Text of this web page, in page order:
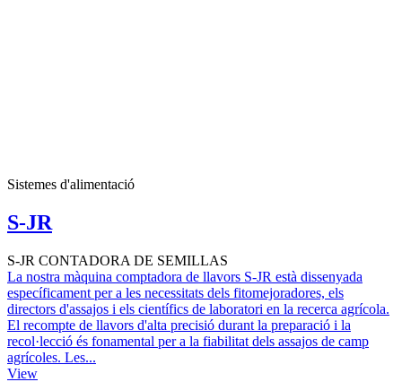
Sistemes d'alimentació
S-JR
S-JR CONTADORA DE SEMILLAS
La nostra màquina comptadora de llavors S-JR està dissenyada
específicament per a les necessitats dels fitomejoradores, els
directors d'assajos i els científics de laboratori en la recerca agrícola.
El recompte de llavors d'alta precisió durant la preparació i la
recol·lecció és fonamental per a la fiabilitat dels assajos de camp
agrícoles. Les...
View